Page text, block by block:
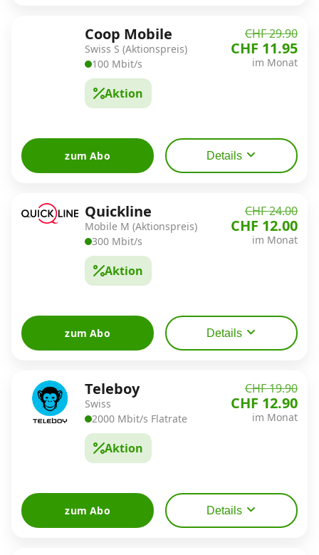
Coop Mobile
Swiss S (Aktionspreis)
100 Mbit/s
Aktion
CHF 29.90
CHF 11.95
im Monat
zum Abo Details
Quickline
Mobile M (Aktionspreis)
300 Mbit/s
Aktion
CHF 24.00
CHF 12.00
im Monat
zum Abo Details
Teleboy
Swiss
2000 Mbit/s Flatrate
Aktion
CHF 19.90
CHF 12.90
im Monat
zum Abo Details